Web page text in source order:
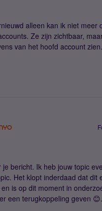
alleen kan ik niet meer
Ze zijn zichtbaar,
van het hoofd account
je bericht. Ik heb jouw topic
Het klopt inderdaad dat dit
is op dit moment in
een terugkoppeling geven 😊.